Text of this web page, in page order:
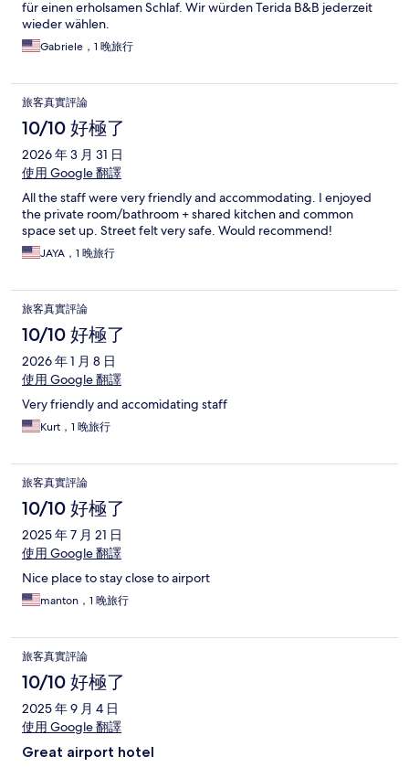
für einen erholsamen Schlaf. Wir würden Terida B&B jederzeit
wieder wählen.
Gabriele，1 晚旅行
旅客真實評論
10/10 好極了
2026 年 3 月 31 日
使用 Google 翻譯
All the staff were very friendly and accommodating. I enjoyed
the private room/bathroom + shared kitchen and common
space set up. Street felt very safe. Would recommend!
JAYA，1 晚旅行
旅客真實評論
10/10 好極了
2026 年 1 月 8 日
使用 Google 翻譯
Very friendly and accomidating staff
Kurt，1 晚旅行
旅客真實評論
10/10 好極了
2025 年 7 月 21 日
使用 Google 翻譯
Nice place to stay close to airport
manton，1 晚旅行
旅客真實評論
10/10 好極了
2025 年 9 月 4 日
使用 Google 翻譯
Great airport hotel